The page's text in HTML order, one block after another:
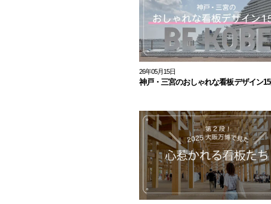
26年05月15日
神戸・三宮のおしゃれな看板デザイン